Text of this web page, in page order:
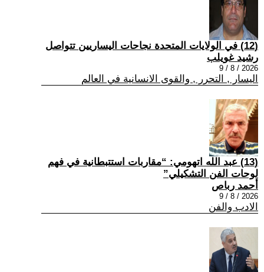
(12) في الولايات المتحدة نجاحات اليساريين تتواصل
رشيد غويلب
2026 / 8 / 9
اليسار , التحرر , والقوى الانسانية في العالم
(13) عبد الله اتهومي: “مقاربات استتبطانية في فهم
لوحات الفن التشكيلي”
أحمد رباص
2026 / 8 / 9
الادب والفن